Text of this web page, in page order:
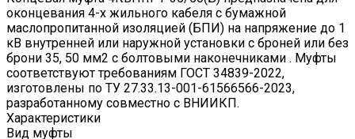
оконцевания 4-х жильного кабеля с бумажной
маслопропитанной изоляцией (БПИ) на напряжение до 1
кВ внутренней или наружной установки с броней или без
брони 35, 50 мм2 с болтовыми наконечниками . Муфты
соответствуют требованиям ГОСТ 34839-2022,
изготовлены по ТУ 27.33.13-001-61566566-2023,
разработанному совместно с ВНИИКП.
Характеристики
Вид муфты